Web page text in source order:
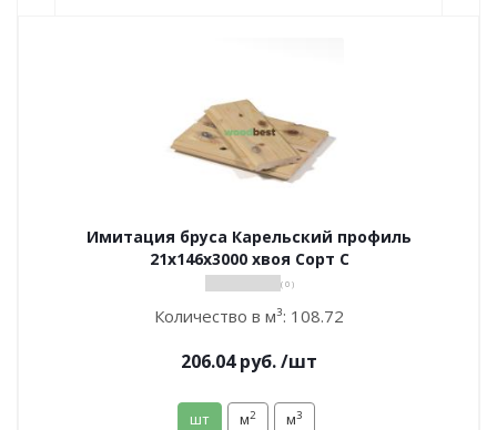
Имитация бруса Карельский профиль
21х146х3000 хвоя Сорт С
( 0 )
Количество в м³: 108.72
206.04руб./шт
шт м2 м3